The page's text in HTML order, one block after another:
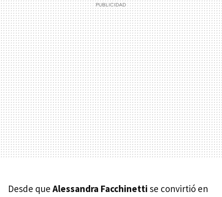
Desde que Alessandra Facchinetti se convirtió en